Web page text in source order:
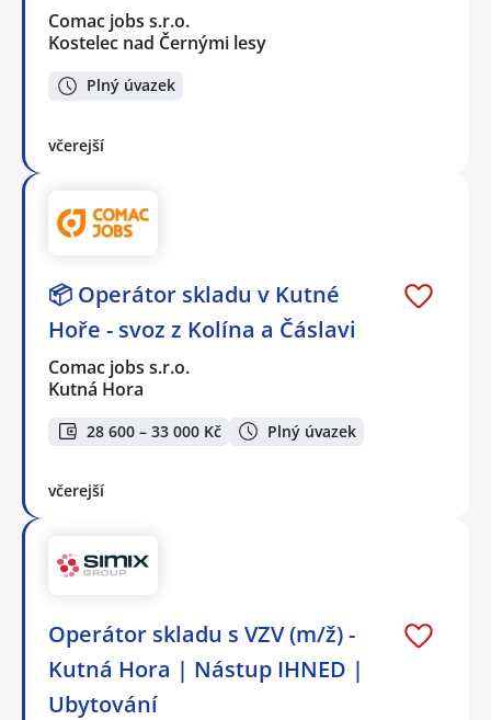
Comac jobs s.r.o.
Kostelec nad Černými lesy
Plný úvazek
včerejší
📦 Operátor skladu v Kutné
Hoře - svoz z Kolína a Čáslavi
Comac jobs s.r.o.
Kutná Hora
28 600 – 33 000 Kč Plný úvazek
včerejší
Operátor skladu s VZV (m/ž) -
Kutná Hora | Nástup IHNED |
Ubytování